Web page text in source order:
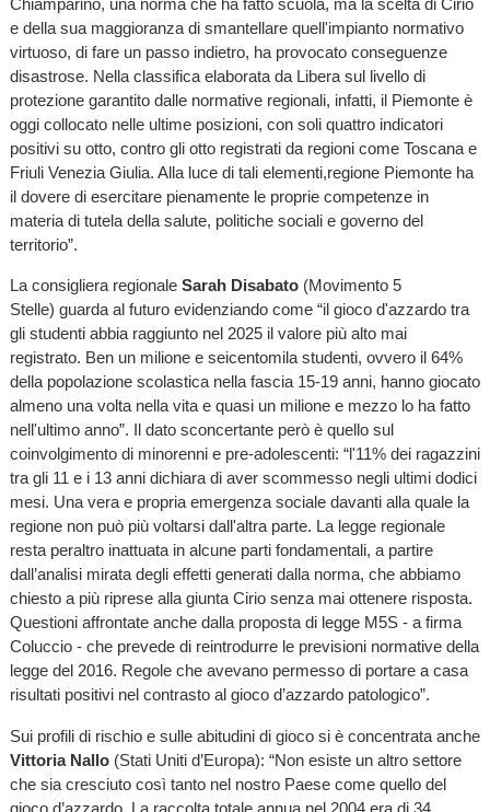
Chiamparino, una norma che ha fatto scuola, ma la scelta di Cirio
e della sua maggioranza di smantellare quell'impianto normativo
virtuoso, di fare un passo indietro, ha provocato conseguenze
disastrose. Nella classifica elaborata da Libera sul livello di
protezione garantito dalle normative regionali, infatti, il Piemonte è
oggi collocato nelle ultime posizioni, con soli quattro indicatori
positivi su otto, contro gli otto registrati da regioni come Toscana e
Friuli Venezia Giulia. Alla luce di tali elementi,regione Piemonte ha
il dovere di esercitare pienamente le proprie competenze in
materia di tutela della salute, politiche sociali e governo del
territorio”.
La consigliera regionale Sarah Disabato(Movimento 5
Stelle) guarda al futuro evidenziando come “il gioco d'azzardo tra
gli studenti abbia raggiunto nel 2025 il valore più alto mai
registrato. Ben un milione e seicentomila studenti, ovvero il 64%
della popolazione scolastica nella fascia 15-19 anni, hanno giocato
almeno una volta nella vita e quasi un milione e mezzo lo ha fatto
nell'ultimo anno”. Il dato sconcertante però è quello sul
coinvolgimento di minorenni e pre-adolescenti: “l'11% dei ragazzini
tra gli 11 e i 13 anni dichiara di aver scommesso negli ultimi dodici
mesi. Una vera e propria emergenza sociale davanti alla quale la
regione non può più voltarsi dall'altra parte. La legge regionale
resta peraltro inattuata in alcune parti fondamentali, a partire
dall’analisi mirata degli effetti generati dalla norma, che abbiamo
chiesto a più riprese alla giunta Cirio senza mai ottenere risposta.
Questioni affrontate anche dalla proposta di legge M5S - a firma
Coluccio - che prevede di reintrodurre le previsioni normative della
legge del 2016. Regole che avevano permesso di portare a casa
risultati positivi nel contrasto al gioco d’azzardo patologico”.
Sui profili di rischio e sulle abitudini di gioco si è concentrata anche
Vittoria Nallo(Stati Uniti d’Europa): “Non esiste un altro settore
che sia cresciuto così tanto nel nostro Paese come quello del
gioco d’azzardo. La raccolta totale annua nel 2004 era di 34